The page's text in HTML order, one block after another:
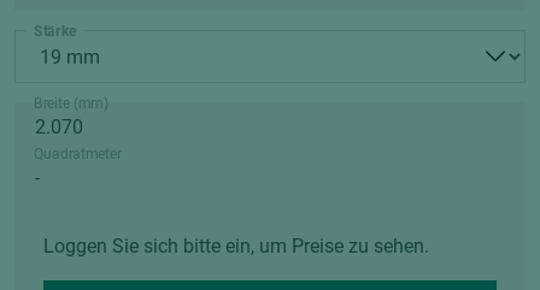
Stärke
Breite (mm)
Quadratmeter
Loggen Sie sich bitte ein, um Preise zu sehen.